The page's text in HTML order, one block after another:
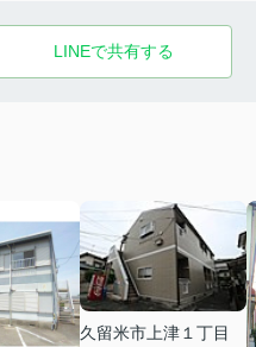
LINEで共有する
久留米市上津１丁目